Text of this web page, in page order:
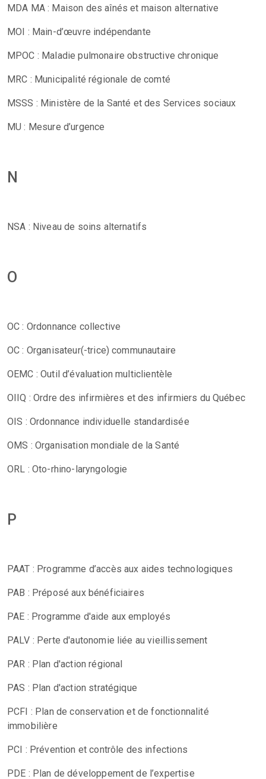
MDA MA : Maison des aînés et maison alternative
MOI : Main-d’œuvre indépendante
MPOC : Maladie pulmonaire obstructive chronique
MRC : Municipalité régionale de comté
MSSS : Ministère de la Santé et des Services sociaux
MU : Mesure d’urgence
N
NSA : Niveau de soins alternatifs
O
OC : Ordonnance collective
OC : Organisateur(-trice) communautaire
OEMC : Outil d’évaluation multiclientèle
OIIQ : Ordre des infirmières et des infirmiers du Québec
OIS : Ordonnance individuelle standardisée
OMS : Organisation mondiale de la Santé
ORL : Oto-rhino-laryngologie
P
PAAT : Programme d’accès aux aides technologiques
PAB : Préposé aux bénéficiaires
PAE : Programme d'aide aux employés
PALV : Perte d'autonomie liée au vieillissement
PAR : Plan d'action régional
PAS : Plan d'action stratégique
PCFI : Plan de conservation et de fonctionnalité
immobilière
PCI : Prévention et contrôle des infections
PDE : Plan de développement de l’expertise